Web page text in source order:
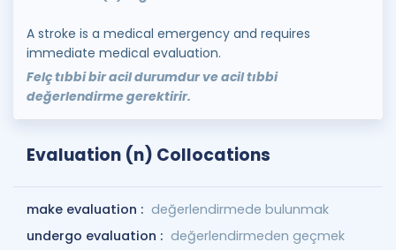
A stroke is a medical emergency and requires
immediate medical evaluation.
Felç tıbbi bir acil durumdur ve acil tıbbi
değerlendirme gerektirir.
Evaluation (n) Collocations
make evaluation : değerlendirmede bulunmak
undergo evaluation : değerlendirmeden geçmek